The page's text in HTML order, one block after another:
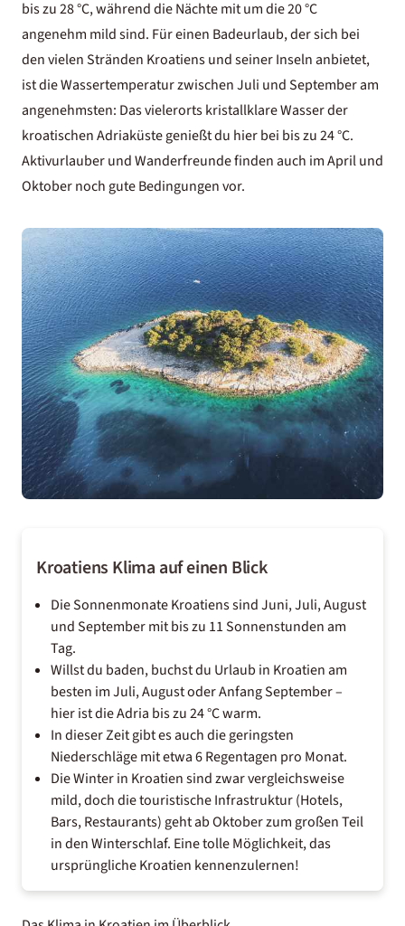
bis zu 28 °C, während die Nächte mit um die 20 °C
angenehm mild sind. Für einen Badeurlaub, der sich bei
den vielen Stränden Kroatiens und seiner Inseln anbietet,
ist die Wassertemperatur zwischen Juli und September am
angenehmsten: Das vielerorts kristallklare Wasser der
kroatischen Adriaküste genießt du hier bei bis zu 24 °C.
Aktivurlauber und Wanderfreunde finden auch im April und
Oktober noch gute Bedingungen vor.
Kroatiens Klima auf einen Blick
Die Sonnenmonate Kroatiens sind Juni, Juli, August
und September mit bis zu 11 Sonnenstunden am
Tag.
Willst du baden, buchst du Urlaub in Kroatien am
besten im Juli, August oder Anfang September –
hier ist die Adria bis zu 24 °C warm.
In dieser Zeit gibt es auch die geringsten
Niederschläge mit etwa 6 Regentagen pro Monat.
Die Winter in Kroatien sind zwar vergleichsweise
mild, doch die touristische Infrastruktur (Hotels,
Bars, Restaurants) geht ab Oktober zum großen Teil
in den Winterschlaf. Eine tolle Möglichkeit, das
ursprüngliche Kroatien kennenzulernen!